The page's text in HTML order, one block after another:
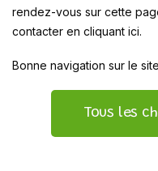
rendez-vous sur cette
contacter en cliquant ici.
Bonne navigation sur le
Tous les